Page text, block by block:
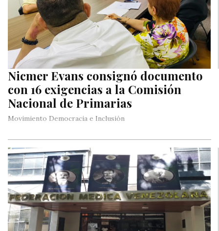
Nicmer Evans consignó documento
con 16 exigencias a la Comisión
Nacional de Primarias
Movimiento Democracia e Inclusión